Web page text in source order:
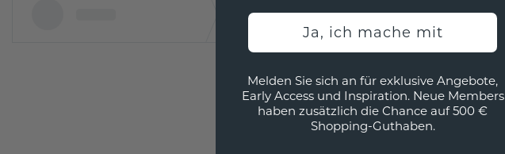
Ja, ich mache mit
Melden Sie sich an für exklusive Angebote,
Early Access und Inspiration. Neue Members
haben zusätzlich die Chance auf 500 €
Shopping-Guthaben.